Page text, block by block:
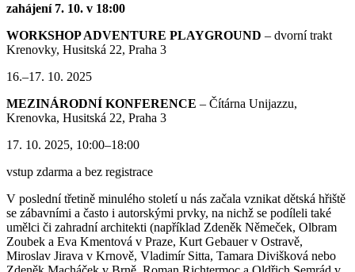
zahájení 7. 10. v 18:00
WORKSHOP ADVENTURE PLAYGROUND – dvorní trakt
Krenovky, Husitská 22, Praha 3
16.–17. 10. 2025
MEZINÁRODNÍ KONFERENCE – Čítárna Unijazzu,
Krenovka, Husitská 22, Praha 3
17. 10. 2025, 10:00–18:00
vstup zdarma a bez registrace
V poslední třetině minulého století u nás začala vznikat dětská hřiště
se zábavními a často i autorskými prvky, na nichž se podíleli také
umělci či zahradní architekti (například Zdeněk Němeček, Olbram
Zoubek a Eva Kmentová v Praze, Kurt Gebauer v Ostravě,
Miroslav Jirava v Krnově, Vladimír Sitta, Tamara Divišková nebo